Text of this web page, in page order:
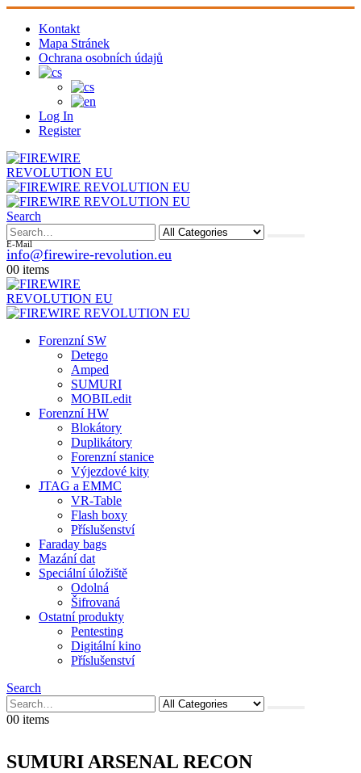
Kontakt
Mapa Stránek
Ochrana osobních údajů
Log In
Register
Search
E-Mail
info@firewire-revolution.eu
00 items
Forenzní SW
Detego
Amped
SUMURI
MOBILedit
Forenzní HW
Blokátory
Duplikátory
Forenzní stanice
Výjezdové kity
JTAG a EMMC
VR-Table
Flash boxy
Příslušenství
Faraday bags
Mazání dat
Speciální úložiště
Odolná
Šifrovaná
Ostatní produkty
Pentesting
Digitální kino
Příslušenství
Search
00 items
SUMURI ARSENAL RECON